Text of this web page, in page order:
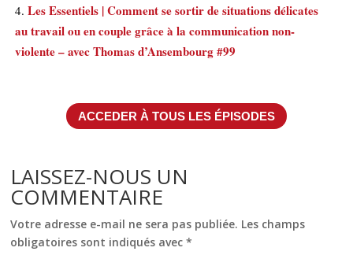
Les Essentiels | Comment se sortir de situations délicates
au travail ou en couple grâce à la communication non-
violente – avec Thomas d’Ansembourg #99
ACCEDER À TOUS LES ÉPISODES
LAISSEZ-NOUS UN
COMMENTAIRE
Votre adresse e-mail ne sera pas publiée. Les champs
obligatoires sont indiqués avec*